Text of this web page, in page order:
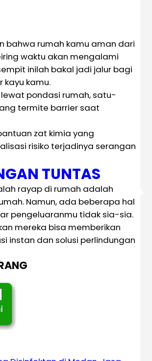
bahwa rumah kamu aman dari
waktu akan mengalami
inilah bakal jadi jalur bagi
kamu.
pondasi rumah, satu-
termite barrier saat
zat kimia yang
risiko terjadinya serangan
TUNTAS
rayap di rumah adalah
Namun, ada beberapa hal
pengeluaranmu tidak sia-sia.
mereka bisa memberikan
instan dan solusi perlindungan